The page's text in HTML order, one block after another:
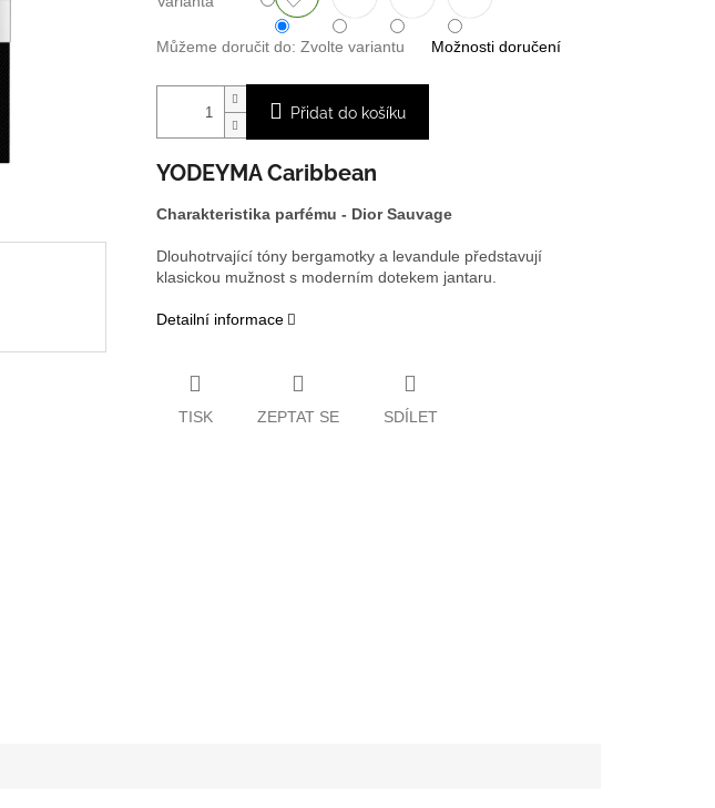
Můžeme doručit do: Zvolte variantu Možnosti doručení
Přidat do košíku
YODEYMA Caribbean
Charakteristika parfému - DiorSauvage
Dlouhotrvající tóny bergamotky a levandule představují
klasickou mužnost s moderním dotekem jantaru.
Detailní informace
TISK ZEPTAT SE SDÍLET